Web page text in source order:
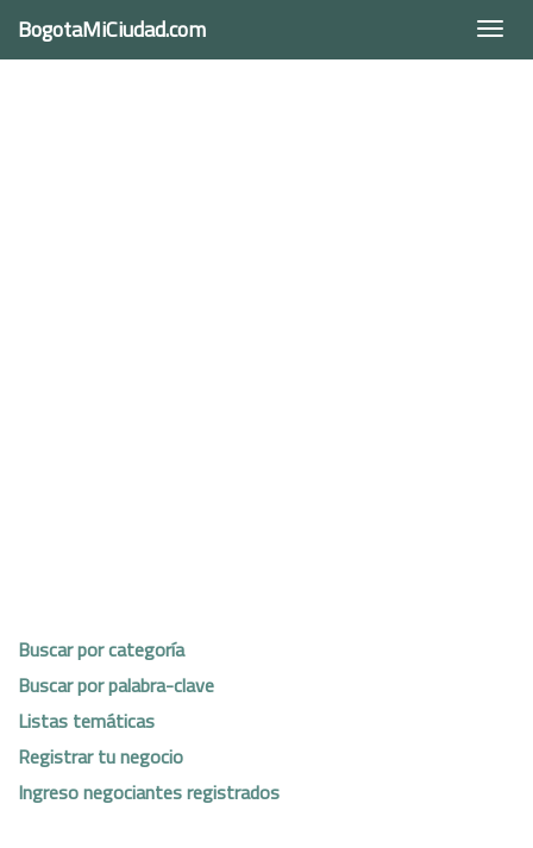
BogotaMiCiudad.com
Buscar por categoría
Buscar por palabra-clave
Listas temáticas
Registrar tu negocio
Ingreso negociantes registrados